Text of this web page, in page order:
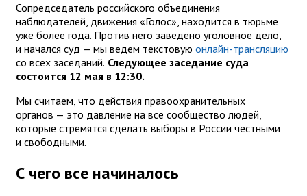
Сопредседатель российского объединения
наблюдателей, движения «Голос», находится в тюрьме
уже более года. Против него заведено уголовное дело,
и начался суд — мы ведем текстовую онлайн-трансляцию
со всех заседаний. Следующее заседание суда
состоится 12 мая в 12:30.
Мы считаем, что действия правоохранительных
органов — это давление на все сообщество людей,
которые стремятся сделать выборы в России честными
и свободными.
С чего все начиналось